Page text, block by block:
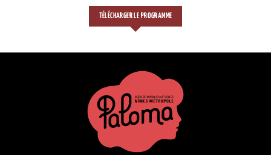
TÉLÉCHARGER LE PROGRAMME